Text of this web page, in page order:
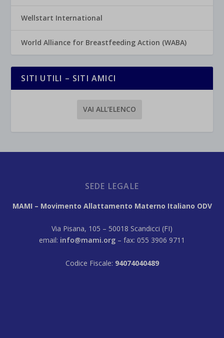
Wellstart International
World Alliance for Breastfeeding Action (WABA)
SITI UTILI – SITI AMICI
VAI ALL’ELENCO
SEDE LEGALE
MAMI – Movimento Allattamento Materno Italiano ODV
Via Pisana, 105 – 50018 Scandicci (FI)
email: info@mami.org – fax: 055 3906 9711
Codice Fiscale: 94074040489